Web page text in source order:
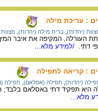
: עריכת מילה
(יהדות) ברית מילה (יהדות)
העורלה, המקיפה את איבר
דתי.
/למידע מלא...
: קריאה לתפילה
(יהדות) תפילה (אסלאם) תפילה
היא תפקיד דתי באסלאם בלבד;
מלא...